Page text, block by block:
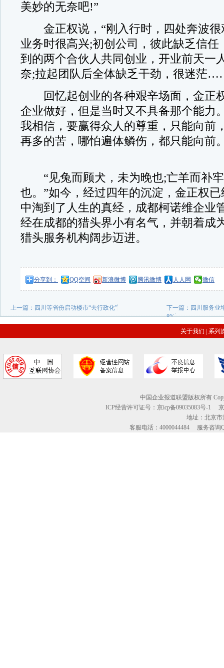
美妙的无奈吧!”
金正权说，“刚入行时，四处奔波很
业务时很高兴;初创公司，彼此缺乏信任
到的两个合伙人共同创业，开业前天一
奈;拉起团队后全体缺乏干劲，很迷茫
回忆起创业的各种艰辛场面，金正
企业做好，但是当时又不具备那个能力
我相信，要赢得众人的尊重，只能向前
再多的苦，哪怕遍体鳞伤，都只能向前
“见兔而顾犬，未为晚也;亡羊而补
也。”如今，经过四年的沉淀，金正权
中淘到了人生的真经，成都柯诺维企业
经在成都的猎头界小有名气，并朝着成
猎头服务机构阔步迈进。
分享到： QQ空间 新浪微博 腾讯微博 人人网 微信
上一篇： 四川等省份启动楼市“去行政化” 下一篇： 四川服务业
8%
关于我们 系列
中国企业报道联盟版权所有
ICP经营许可证号：京icp备09035083号-1
地址：北京市
客服电话：4000044484 服务咨询